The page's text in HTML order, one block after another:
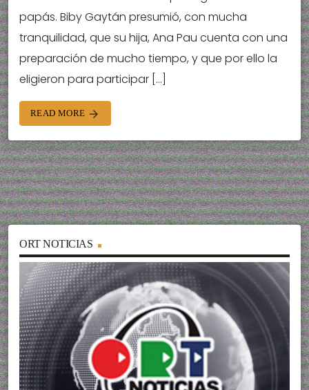
papás. Biby Gaytán presumió, con mucha
tranquilidad, que su hija, Ana Pau cuenta con una
preparación de mucho tiempo, y que por ello la
eligieron para participar […]
READ MORE arrow_forward
ORT NOTICIAS